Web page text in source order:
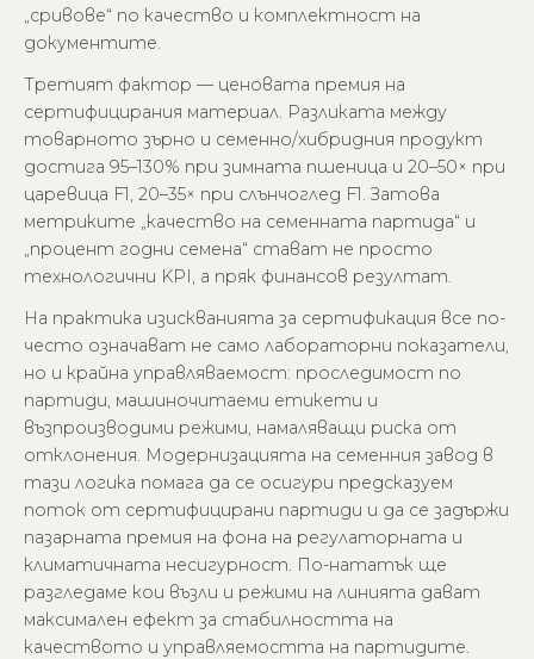
„сривове“ по качество и комплектност на
документите.
Третият фактор — ценовата премия на
сертифицирания материал. Разликата между
товарното зърно и семенно/хибридния продукт
достига 95–130% при зимната пшеница и 20–50× при
царевица F1, 20–35× при слънчоглед F1. Затова
метриките „качество на семенната партида“ и
„процент годни семена“ стават не просто
технологични KPI, а пряк финансов резултат.
На практика изискванията за сертификация все по-
често означават не само лабораторни показатели,
но и крайна управляваемост: проследимост по
партиди, машиночитаеми етикети и
възпроизводими режими, намаляващи риска от
отклонения. Модернизацията на семенния завод в
тази логика помага да се осигури предсказуем
поток от сертифицирани партиди и да се задържи
пазарната премия на фона на регулаторната и
климатичната несигурност. По-нататък ще
разгледаме кои възли и режими на линията дават
максимален ефект за стабилността на
качеството и управляемостта на партидите.